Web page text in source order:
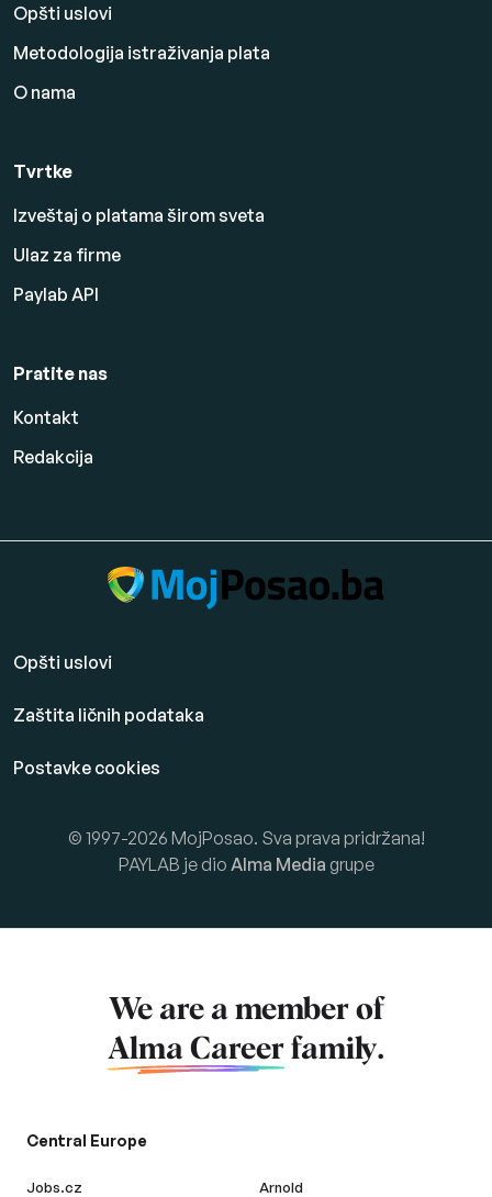
Opšti uslovi
Metodologija istraživanja plata
O nama
Tvrtke
Izveštaj o platama širom sveta
Ulaz za firme
Paylab API
Pratite nas
Kontakt
Redakcija
Opšti uslovi
Zaštita ličnih podataka
Postavke cookies
© 1997-2026 MojPosao. Sva prava pridržana!
PAYLAB je dio Alma Media grupe
We are a member of
Alma Career family.
Central Europe
Jobs.cz
Arnold